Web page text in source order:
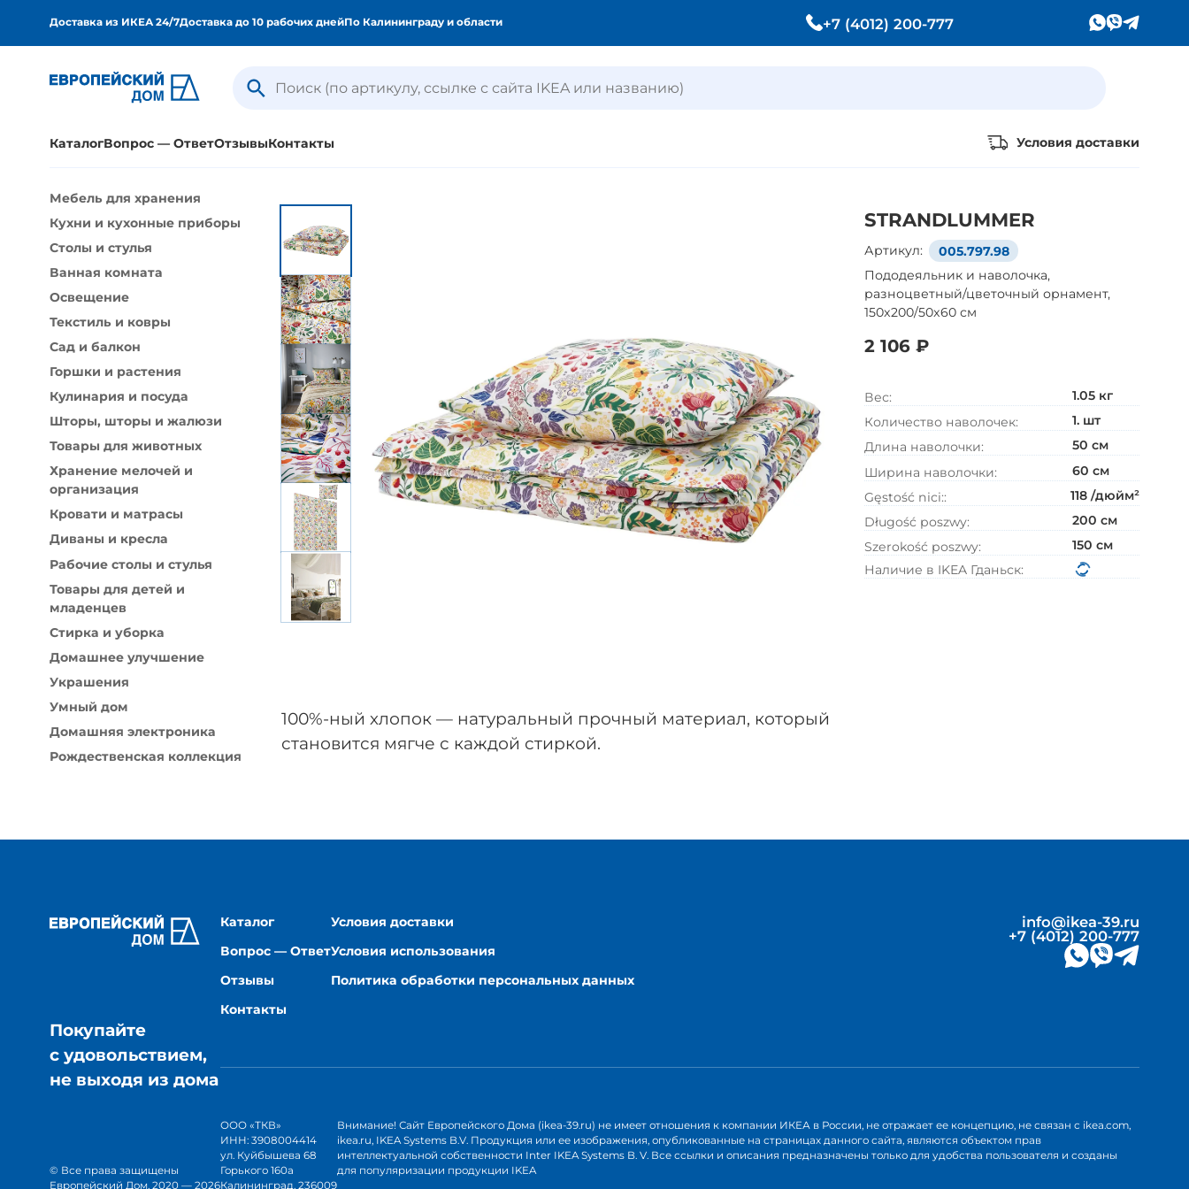
Доставка из ИКЕА 24/7Доставка до 10 рабочих днейПо Калининграду и области +7 (4012) 200-777
КаталогВопрос — ОтветОтзывыКонтакты Условия доставки
Столы и стулья
Ванная комната
Текстиль и ковры
Кулинария и посуда
Шторы, шторы и жалюзи
Хранение мелочей и организация
Кровати и матрасы
Рабочие столы и стулья
Товары для детей и младенцев
Стирка и уборка
Домашнее улучшение
Украшения
Умный дом
Домашняя электроника
Рождественская коллекция
Уже выбрали товары
на европейском сайте IKEA?
Тогда просто добавляйте их
в корзину по артикулу
Мебель для хранения
Кухни и кухонные приборы
Столы и стулья
Ванная комната
Освещение
Текстиль и ковры
Сад и балкон
Горшки и растения
Кулинария и посуда
Шторы, шторы и жалюзи
Товары для животных
Хранение мелочей и
организация
Кровати и матрасы
Диваны и кресла
Рабочие столы и стулья
Товары для детей и
младенцев
Стирка и уборка
Домашнее улучшение
Украшения
Умный дом
Домашняя электроника
Рождественская коллекция
STRANDLUMMER
Артикул:
005.797.98
Пододеяльник и наволочка,
разноцветный/цветочный орнамент,
150x200/50x60 см
2 106 ₽
Вес: 1.05 кг
Количество наволочек: 1. шт
Длина наволочки: 50 см
Ширина наволочки: 60 см
Gęstość nici:: 118 /дюйм²
Długość poszwy: 200 см
Szerokość poszwy: 150 см
Наличие в IKEA Гданьск:
100%-ный хлопок — натуральный прочный материал, который
становится мягче с каждой стиркой.
Покупайте
с удовольствием,
не выходя из дома
© Все права защищены
Европейский Дом, 2020 — 2026
Каталог
Вопрос — Ответ
Отзывы
Контакты
Условия доставки
Условия использования
Политика обработки персональных данных
info@ikea-39.ru
+7 (4012) 200-777
ООО «ТКВ»
ИНН: 3908004414
ул. Куйбышева 68
Горького 160а
Калининград, 236009
Внимание! Сайт Европейского Дома (ikea-39.ru) не имеет отношения к компании ИКЕА в России, не отражает ее концепцию, не связан с ikea.com,
ikea.ru, IKEA Systems B.V. Продукция или ее изображения, опубликованные на страницах данного сайта, являются объектом прав
интеллектуальной собственности Inter IKEA Systems B. V. Все ссылки и описания предназначены только для удобства пользователя и созданы
для популяризации продукции IKEA